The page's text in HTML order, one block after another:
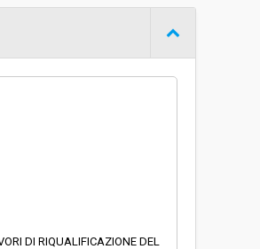
DI RIQUALIFICAZIONE DEL